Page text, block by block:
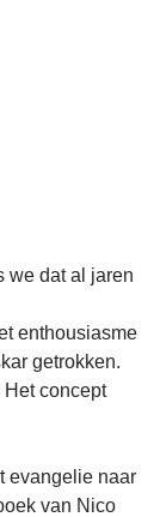
we dat al jaren
enthousiasme
getrokken.
concept
evangelie naar
van Nico